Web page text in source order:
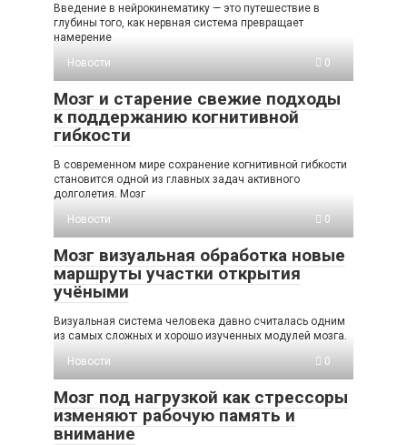
Введение в нейрокинематику — это путешествие в
глубины того, как нервная система превращает
намерение
Новости
0
Мозг и старение свежие подходы
к поддержанию когнитивной
гибкости
В современном мире сохранение когнитивной гибкости
становится одной из главных задач активного
долголетия. Мозг
Новости
0
Мозг визуальная обработка новые
маршруты участки открытия
учёными
Визуальная система человека давно считалась одним
из самых сложных и хорошо изученных модулей мозга.
Новости
0
Мозг под нагрузкой как стрессоры
изменяют рабочую память и
внимание